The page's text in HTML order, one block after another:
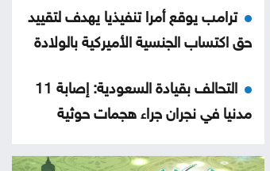
ترامب يوقع أمرا تنفيذيا يهدف لتقييد
حق اكتساب الجنسية الأميركية بالولادة
التحالف بقيادة السعودية: إصابة 11
مدنيا في نجران جراء هجمات حوثية
انخفاض مؤشرات الأسهم الأميركية